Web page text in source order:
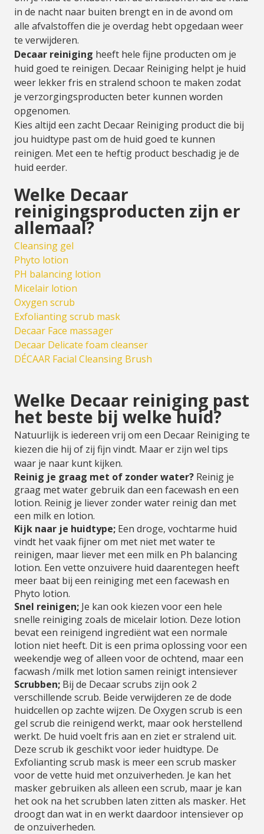
in de nacht naar buiten brengt en in de avond om
alle afvalstoffen die je overdag hebt opgedaan weer
te verwijderen.
Decaar reiniging heeft hele fijne producten om je
huid goed te reinigen. Decaar Reiniging helpt je huid
weer lekker fris en stralend schoon te maken zodat
je verzorgingsproducten beter kunnen worden
opgenomen.
Kies altijd een zacht Decaar Reiniging product die bij
jou huidtype past om de huid goed te kunnen
reinigen. Met een te heftig product beschadig je de
huid eerder.
Welke Decaar
reinigingsproducten zijn er
allemaal?
Cleansing gel
Phyto lotion
PH balancing lotion
Micelair lotion
Oxygen scrub
Exfolianting scrub mask
Decaar Face massager
Decaar Delicate foam cleanser
DÉCAAR Facial Cleansing Brush
Welke Decaar reiniging past
het beste bij welke huid?
Natuurlijk is iedereen vrij om een Decaar Reiniging te
kiezen die hij of zij fijn vindt. Maar er zijn wel tips
waar je naar kunt kijken.
Reinig je graag met of zonder water? Reinig je
graag met water gebruik dan een facewash en een
lotion. Reinig je liever zonder water reinig dan met
een milk en lotion.
Kijk naar je huidtype; Een droge, vochtarme huid
vindt het vaak fijner om met niet met water te
reinigen, maar liever met een milk en Ph balancing
lotion. Een vette onzuivere huid daarentegen heeft
meer baat bij een reiniging met een facewash en
Phyto lotion.
Snel reinigen; Je kan ook kiezen voor een hele
snelle reiniging zoals de micelair lotion. Deze lotion
bevat een reinigend ingrediënt wat een normale
lotion niet heeft. Dit is een prima oplossing voor een
weekendje weg of alleen voor de ochtend, maar een
facwash /milk met lotion samen reinigt intensiever
Scrubben; Bij de Decaar scrubs zijn ook 2
verschillende scrub. Beide verwijderen ze de dode
huidcellen op zachte wijzen. De Oxygen scrub is een
gel scrub die reinigend werkt, maar ook herstellend
werkt. De huid voelt fris aan en ziet er stralend uit.
Deze scrub ik geschikt voor ieder huidtype. De
Exfolianting scrub mask is meer een scrub masker
voor de vette huid met onzuiverheden. Je kan het
masker gebruiken als alleen een scrub, maar je kan
het ook na het scrubben laten zitten als masker. Het
droogt dan wat in en werkt daardoor intensiever op
de onzuiverheden.